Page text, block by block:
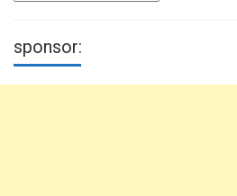
sponsor: